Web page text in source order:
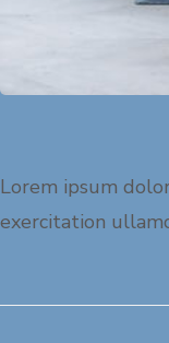
Lorem ipsum
exercitation